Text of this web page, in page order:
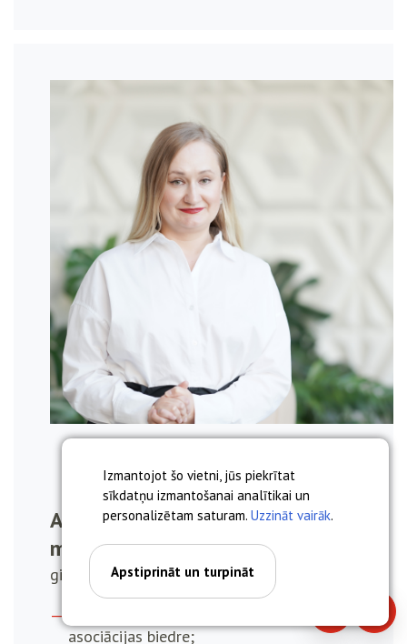
Izmantojot šo vietni, jūs piekrītat
sīkdatņu izmantošanai analītikai un
personalizētam saturam. Uzzināt vairāk.
Apstiprināt un turpināt
Anna Miskova, asoc. prof. Dr.
med.
ginekologs, dzemdību speciālists
asociācijas biedre;